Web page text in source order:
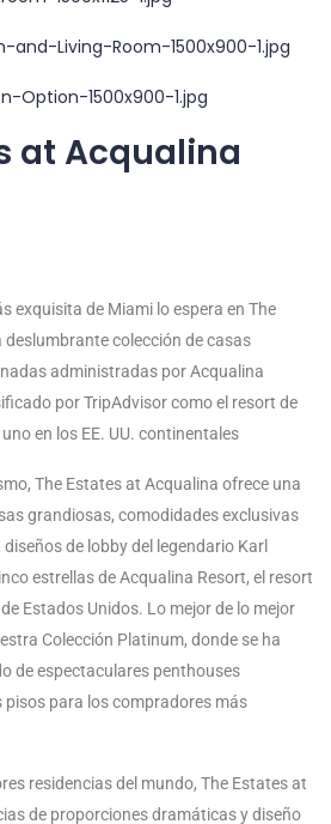
at Acqualina
exquisita de Miami lo espera en The
colección de casas
administradas por Acqualina
por TripAdvisor como el resort de
en los EE. UU. continentales
The Estates at Acqualina ofrece una
grandiosas, comodidades exclusivas
de lobby del legendario Karl
estrellas de Acqualina Resort, el resort
Estados Unidos. Lo mejor de lo mejor
Colección Platinum, donde se ha
de espectaculares penthouses
pisos para los compradores más
residencias del mundo, The Estates at
de proporciones dramáticas y diseño